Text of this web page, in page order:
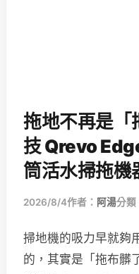
拖地不再是「
技 Qrevo
筒活水掃拖機
2026/8/4作者： 阿湯分類
掃地機的吸力早就夠
的，其實是「拖布髒